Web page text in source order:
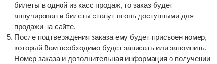
билеты в одной из касс продаж, то заказ будет
аннулирован и билеты станут вновь доступными для
продажи на сайте.
После подтверждения заказа ему будет присвоен номер,
который Вам необходимо будет записать или запомнить.
Номер заказа и дополнительная информация о получении